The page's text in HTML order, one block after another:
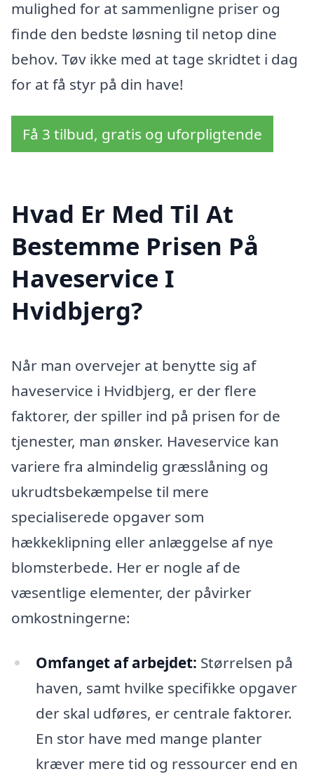
mulighed for at sammenligne priser og
finde den bedste løsning til netop dine
behov. Tøv ikke med at tage skridtet i dag
for at få styr på din have!
Få 3 tilbud, gratis og uforpligtende
Hvad Er Med Til At
Bestemme Prisen På
Haveservice I
Hvidbjerg?
Når man overvejer at benytte sig af
haveservice i Hvidbjerg, er der flere
faktorer, der spiller ind på prisen for de
tjenester, man ønsker. Haveservice kan
variere fra almindelig græsslåning og
ukrudtsbekæmpelse til mere
specialiserede opgaver som
hækkeklipning eller anlæggelse af nye
blomsterbede. Her er nogle af de
væsentlige elementer, der påvirker
omkostningerne:
Omfanget af arbejdet: Størrelsen på
haven, samt hvilke specifikke opgaver
der skal udføres, er centrale faktorer.
En stor have med mange planter
kræver mere tid og ressourcer end en